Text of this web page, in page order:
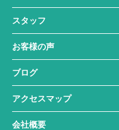
スタッフ
お客様の声
ブログ
アクセスマップ
会社概要